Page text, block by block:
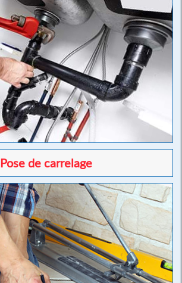
Pose de carrelage